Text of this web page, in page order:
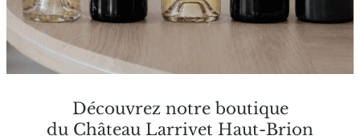
Découvrez notre boutique
du Château Larrivet Haut-Brion